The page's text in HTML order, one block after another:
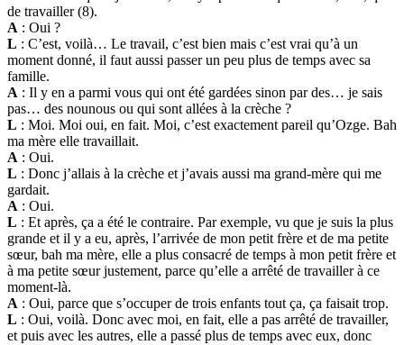
de travailler (8).
A : Oui ?
L : C’est, voilà… Le travail, c’est bien mais c’est vrai qu’à un
moment donné, il faut aussi passer un peu plus de temps avec sa
famille.
A : Il y en a parmi vous qui ont été gardées sinon par des… je sais
pas… des nounous ou qui sont allées à la crèche ?
L : Moi. Moi oui, en fait. Moi, c’est exactement pareil qu’Ozge. Bah
ma mère elle travaillait.
A : Oui.
L : Donc j’allais à la crèche et j’avais aussi ma grand-mère qui me
gardait.
A : Oui.
L : Et après, ça a été le contraire. Par exemple, vu que je suis la plus
grande et il y a eu, après, l’arrivée de mon petit frère et de ma petite
sœur, bah ma mère, elle a plus consacré de temps à mon petit frère et
à ma petite sœur justement, parce qu’elle a arrêté de travailler à ce
moment-là.
A : Oui, parce que s’occuper de trois enfants tout ça, ça faisait trop.
L : Oui, voilà. Donc avec moi, en fait, elle a pas arrêté de travailler,
et puis avec les autres, elle a passé plus de temps avec eux, donc